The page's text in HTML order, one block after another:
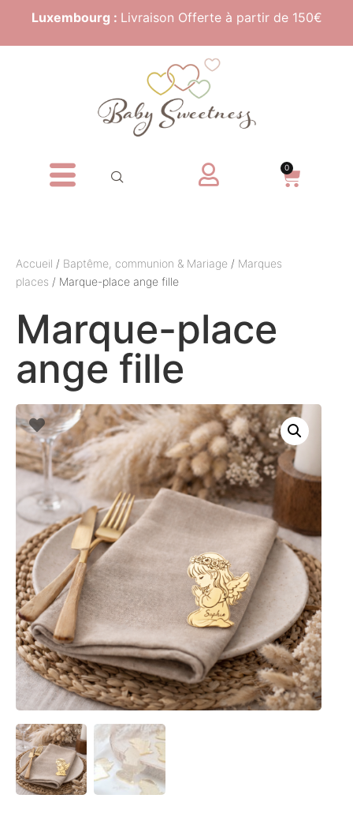
Luxembourg : Livraison Offerte à partir de 150€
0
Accueil / Baptême, communion & Mariage / Marques
places / Marque-place ange fille
Marque-place
ange fille